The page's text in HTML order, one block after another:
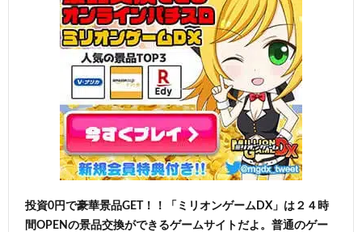
投資0円で豪華景品GET！！「ミリオンゲームDX」は２４時
間OPENの景品交換ができるゲームサイトだよ。普通のゲー